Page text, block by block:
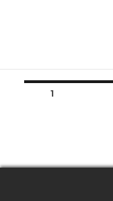
Posts
PAGE1